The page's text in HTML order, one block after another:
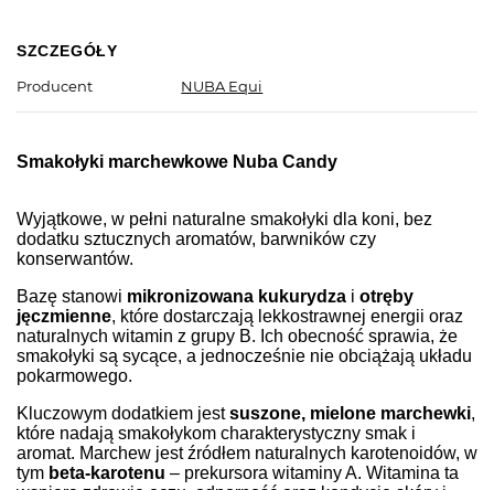
SZCZEGÓŁY
Producent
NUBA Equi
Smakołyki marchewkowe Nuba Candy
Wyjątkowe, w pełni naturalne smakołyki dla koni, bez
dodatku sztucznych aromatów, barwników czy
konserwantów.
Bazę stanowi mikronizowana kukurydza i otręby
jęczmienne, które dostarczają lekkostrawnej energii oraz
naturalnych witamin z grupy B. Ich obecność sprawia, że
smakołyki są sycące, a jednocześnie nie obciążają układu
pokarmowego.
Kluczowym dodatkiem jestsuszone, mielone marchewki,
które nadają smakołykom charakterystyczny smak i
aromat. Marchew jest źródłem naturalnych karotenoidów, w
tym beta-karotenu – prekursora witaminy A. Witamina ta